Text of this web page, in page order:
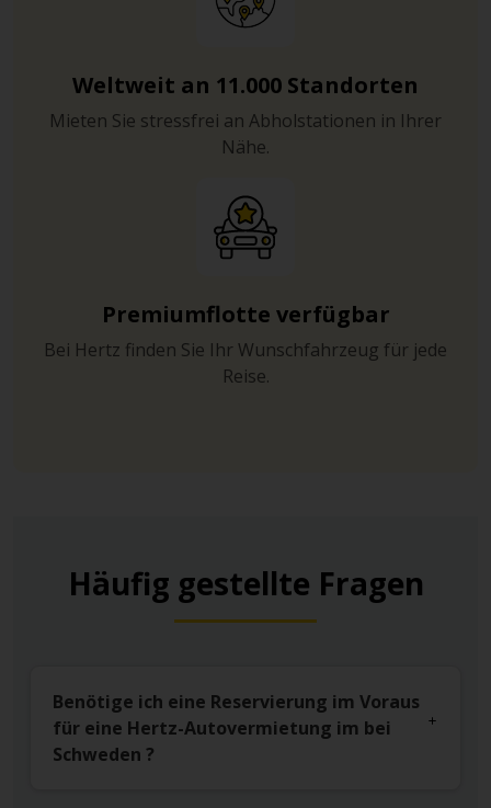
Weltweit an 11.000 Standorten
Mieten Sie stressfrei an Abholstationen in Ihrer
Nähe.
Premiumflotte verfügbar
Bei Hertz finden Sie Ihr Wunschfahrzeug für jede
Reise.
Häufig gestellte Fragen
Benötige ich eine Reservierung im Voraus
für eine Hertz-Autovermietung im bei
Schweden ?